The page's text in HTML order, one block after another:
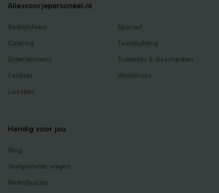
Allesvoorjepersoneel.nl
Bedrijfsfeest
Catering
Entertainment
Facilitair
Locaties
Sportief
Teambuilding
Traktaties & Geschenken
Workshops
Handig voor jou
Blog
Veelgestelde vragen
Bedrijfsuitjes